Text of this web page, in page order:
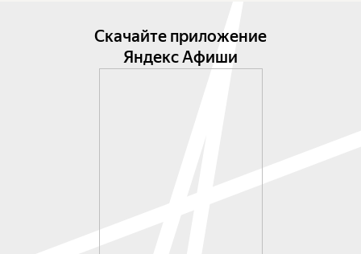
Скачайте приложение
Яндекс Афиши